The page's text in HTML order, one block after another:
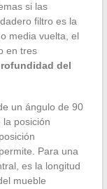
si las
filtro es la
media vuelta, el
en tres
del
un ángulo de 90
posición
Para una
es la longitud
mueble